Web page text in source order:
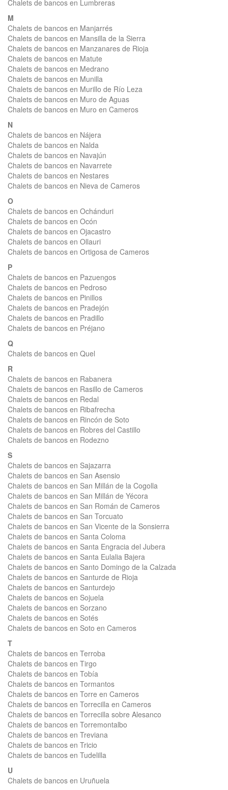
Chalets de bancos en Lumbreras
M
Chalets de bancos en Manjarrés
Chalets de bancos en Mansilla de la Sierra
Chalets de bancos en Manzanares de Rioja
Chalets de bancos en Matute
Chalets de bancos en Medrano
Chalets de bancos en Munilla
Chalets de bancos en Murillo de Río Leza
Chalets de bancos en Muro de Aguas
Chalets de bancos en Muro en Cameros
N
Chalets de bancos en Nájera
Chalets de bancos en Nalda
Chalets de bancos en Navajún
Chalets de bancos en Navarrete
Chalets de bancos en Nestares
Chalets de bancos en Nieva de Cameros
O
Chalets de bancos en Ochánduri
Chalets de bancos en Ocón
Chalets de bancos en Ojacastro
Chalets de bancos en Ollauri
Chalets de bancos en Ortigosa de Cameros
P
Chalets de bancos en Pazuengos
Chalets de bancos en Pedroso
Chalets de bancos en Pinillos
Chalets de bancos en Pradejón
Chalets de bancos en Pradillo
Chalets de bancos en Préjano
Q
Chalets de bancos en Quel
R
Chalets de bancos en Rabanera
Chalets de bancos en Rasillo de Cameros
Chalets de bancos en Redal
Chalets de bancos en Ribafrecha
Chalets de bancos en Rincón de Soto
Chalets de bancos en Robres del Castillo
Chalets de bancos en Rodezno
S
Chalets de bancos en Sajazarra
Chalets de bancos en San Asensio
Chalets de bancos en San Millán de la Cogolla
Chalets de bancos en San Millán de Yécora
Chalets de bancos en San Román de Cameros
Chalets de bancos en San Torcuato
Chalets de bancos en San Vicente de la Sonsierra
Chalets de bancos en Santa Coloma
Chalets de bancos en Santa Engracia del Jubera
Chalets de bancos en Santa Eulalia Bajera
Chalets de bancos en Santo Domingo de la Calzada
Chalets de bancos en Santurde de Rioja
Chalets de bancos en Santurdejo
Chalets de bancos en Sojuela
Chalets de bancos en Sorzano
Chalets de bancos en Sotés
Chalets de bancos en Soto en Cameros
T
Chalets de bancos en Terroba
Chalets de bancos en Tirgo
Chalets de bancos en Tobía
Chalets de bancos en Tormantos
Chalets de bancos en Torre en Cameros
Chalets de bancos en Torrecilla en Cameros
Chalets de bancos en Torrecilla sobre Alesanco
Chalets de bancos en Torremontalbo
Chalets de bancos en Treviana
Chalets de bancos en Tricio
Chalets de bancos en Tudelilla
U
Chalets de bancos en Uruñuela